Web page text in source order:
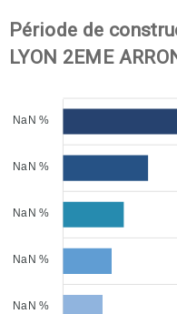
Période de
LYON 2EME
NaN %
NaN %
NaN %
NaN %
NaN %